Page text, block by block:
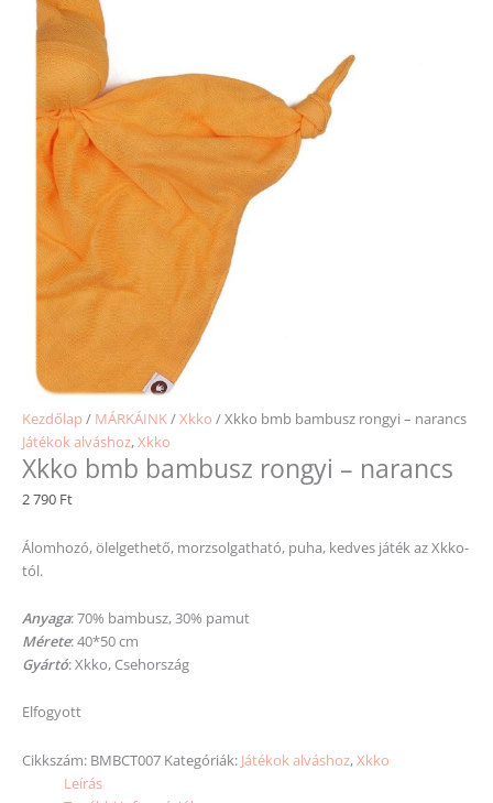
Kezdőlap / MÁRKÁINK/Xkko / Xkko bmb bambusz rongyi – narancs
Játékok alváshoz,Xkko
Xkko bmb bambusz rongyi – narancs
2 790 Ft
Álomhozó, ölelgethető, morzsolgatható, puha, kedves játék az Xkko-
tól.
Anyaga: 70% bambusz, 30% pamut
Mérete: 40*50 cm
Gyártó: Xkko, Csehország
Elfogyott
Cikkszám: BMBCT007 Kategóriák: Játékok alváshoz,Xkko
Leírás